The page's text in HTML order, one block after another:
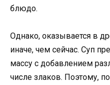
блюдо.
Однако, оказывается в
иначе, чем сейчас. Суп
массу с добавлением
числе злаков. Поэтому,